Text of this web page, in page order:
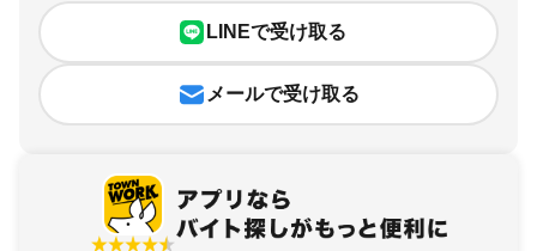
LINEで受け取る
メールで受け取る